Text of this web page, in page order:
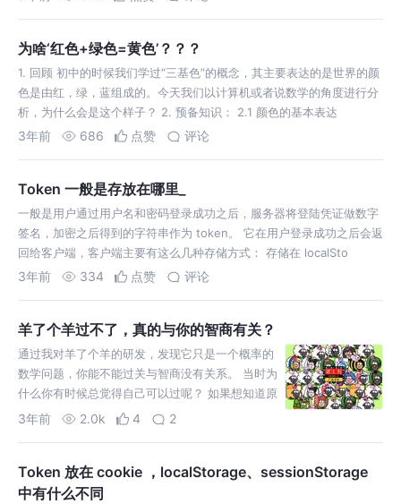
为啥‘红色+绿色=黄色’？？？
1. 回顾 初中的时候我们学过“三基色”的概念，其主要表达的是世界的颜
色是由红，绿，蓝组成的。今天我们以计算机或者说数学的角度进行分
析，为什么会是这个样子？ 2. 预备知识： 2.1 颜色的基本表达
3年前 686 点赞 评论
Token 一般是存放在哪里_
一般是用户通过用户名和密码登录成功之后，服务器将登陆凭证做数字
签名，加密之后得到的字符串作为 token。 它在用户登录成功之后会返
回给客户端，客户端主要有这么几种存储方式： 存储在 localSto
3年前 334 点赞 评论
羊了个羊过不了，真的与你的智商有关？
通过我对羊了个羊的研发，发现它只是一个概率的
数学问题，你能不能过关与智商没有关系。 当时为
什么你有时候总觉得自己可以过呢？ 如果想知道原
因，请听听我的分析。 如果不想看下面分析，可以
3年前 2.0k 4 2
Token 放在 cookie ，localStorage、sessionStorage
中有什么不同